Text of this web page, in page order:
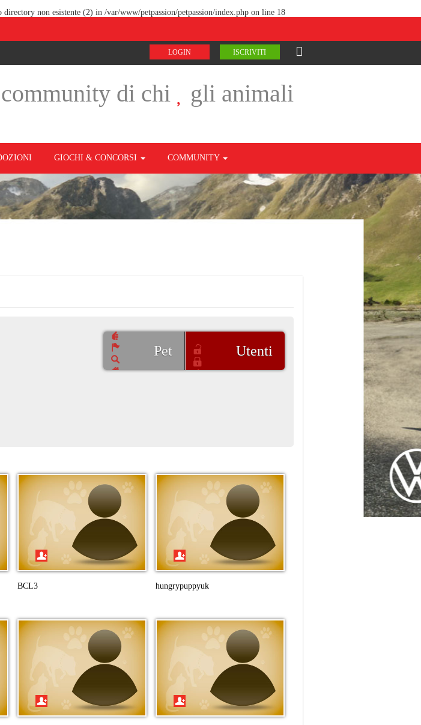
directory non esistente (2) in /var/www/petpassion/petpassion/index.php on line 18
LOGIN ISCRIVITI
di chi gli animali
GIOCHI & CONCORSI COMMUNITY
Pet Utenti
BCL3 hungrypuppyuk